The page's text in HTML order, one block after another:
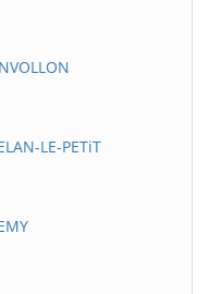
LE-PETiT